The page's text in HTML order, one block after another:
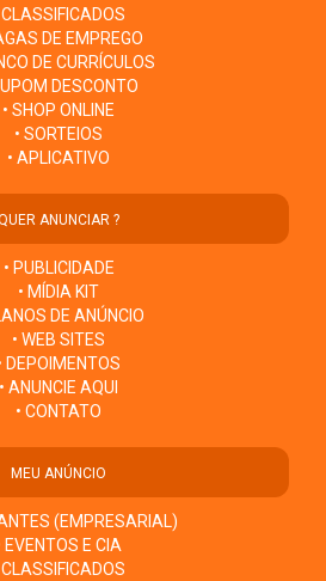
CLASSIFICADOS
DE EMPREGO
DE CURRÍCULOS
DESCONTO
• SHOP ONLINE
• SORTEIOS
• APLICATIVO
ANUNCIAR ?
• PUBLICIDADE
• MÍDIA KIT
DE ANÚNCIO
• WEB SITES
DEPOIMENTOS
• ANUNCIE AQUI
• CONTATO
MEU ANÚNCIO
(EMPRESARIAL)
EVENTOS E CIA
CLASSIFICADOS